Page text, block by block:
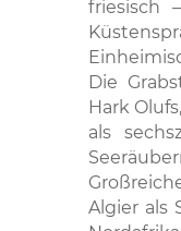
friesisch
Die
Hark
als
Algier als